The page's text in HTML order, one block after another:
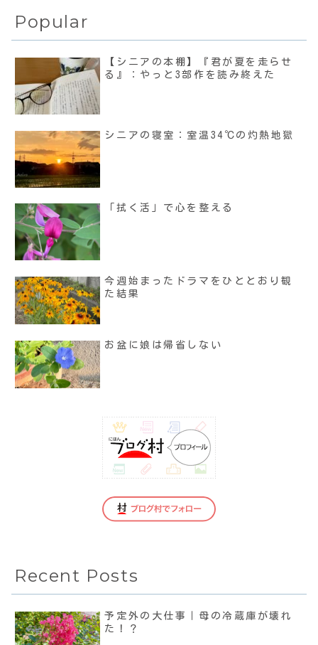
Popular
【シニアの本棚】『君が夏を走らせ
る』：やっと3部作を読み終えた
シニアの寝室：室温34℃の灼熱地獄
「拭く活」で心を整える
今週始まったドラマをひととおり観
た結果
お盆に娘は帰省しない
Recent Posts
予定外の大仕事｜母の冷蔵庫が壊れ
た！？